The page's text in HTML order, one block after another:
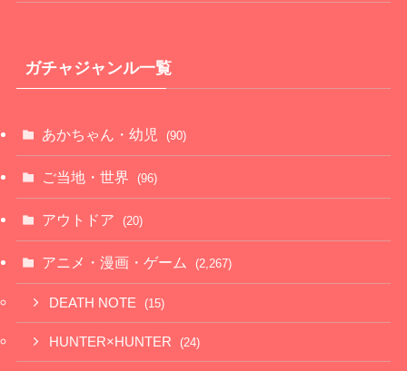
ガチャジャンル一覧
あかちゃん・幼児 (90)
ご当地・世界 (96)
アウトドア (20)
アニメ・漫画・ゲーム (2,267)
DEATH NOTE (15)
HUNTER×HUNTER (24)